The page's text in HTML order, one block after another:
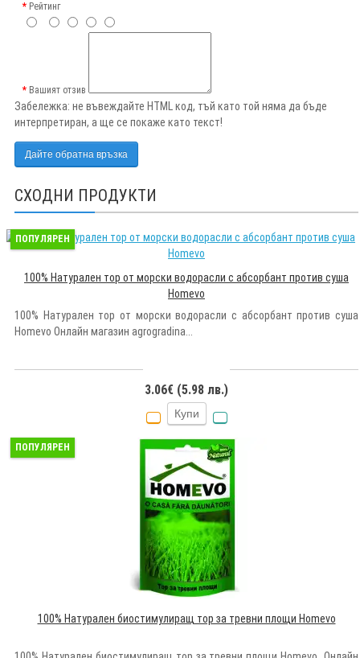
Рейтинг
Вашият отзив
Забележка: не въвеждайте HTML код, тъй като той няма да бъде
интерпретиран, а ще се покаже като текст!
Дайте обратна връзка
СХОДНИ ПРОДУКТИ
ПОПУЛЯРЕН
100% Натурален тор от морски водорасли с абсорбант против суша
Homevo
100% Натурален тор от морски водорасли с абсорбант против суша
Homevo Онлайн магазин agrogradina...
3.06€ (5.98 лв.)
Купи
ПОПУЛЯРЕН
100% Натурален биостимулиращ тор за тревни площи Homevo